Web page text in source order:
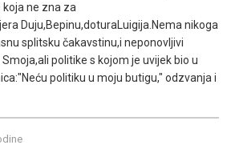
ne zna za
Duju,Bepinu,doturaLuigija.Nema nikoga
splitsku čakavstinu,i neponovljivi
politike s kojom je uvijek bio u
politiku u moju butigu," odzvanja i